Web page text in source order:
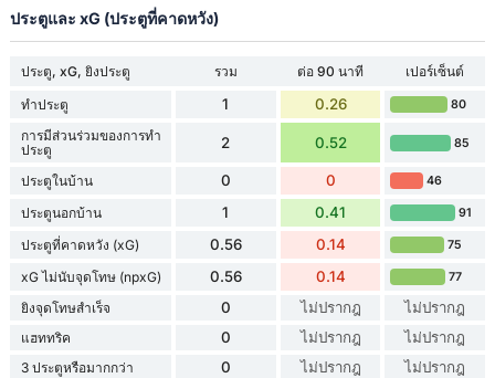
ประตูและ xG (ประตูที่คาดหวัง)
ประตู, xG, ยิงประตู รวม ต่อ 90 นาที
เปอร์เซ็นต์
ทำประตู
1 0.26 80
การมีส่วนร่วมของการทำ
ประตู
2 0.52 85
ประตูในบ้าน 0 0 46
ประตูนอกบ้าน 1 0.41 91
ประตูที่คาดหวัง (xG) 0.56 0.14 75
xG ไม่นับจุดโทษ (npxG) 0.56 0.14 77
ยิงจุดโทษสำเร็จ 0 ไม่ปรากฎ ไม่ปรากฎ
แฮททริค 0 ไม่ปรากฎ ไม่ปรากฎ
3 ประตูหรือมากกว่า 0 ไม่ปรากฎ ไม่ปรากฎ